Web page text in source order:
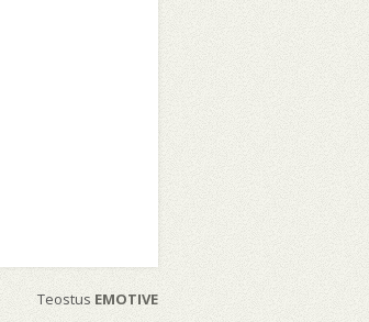
Teostus EMOTIVE